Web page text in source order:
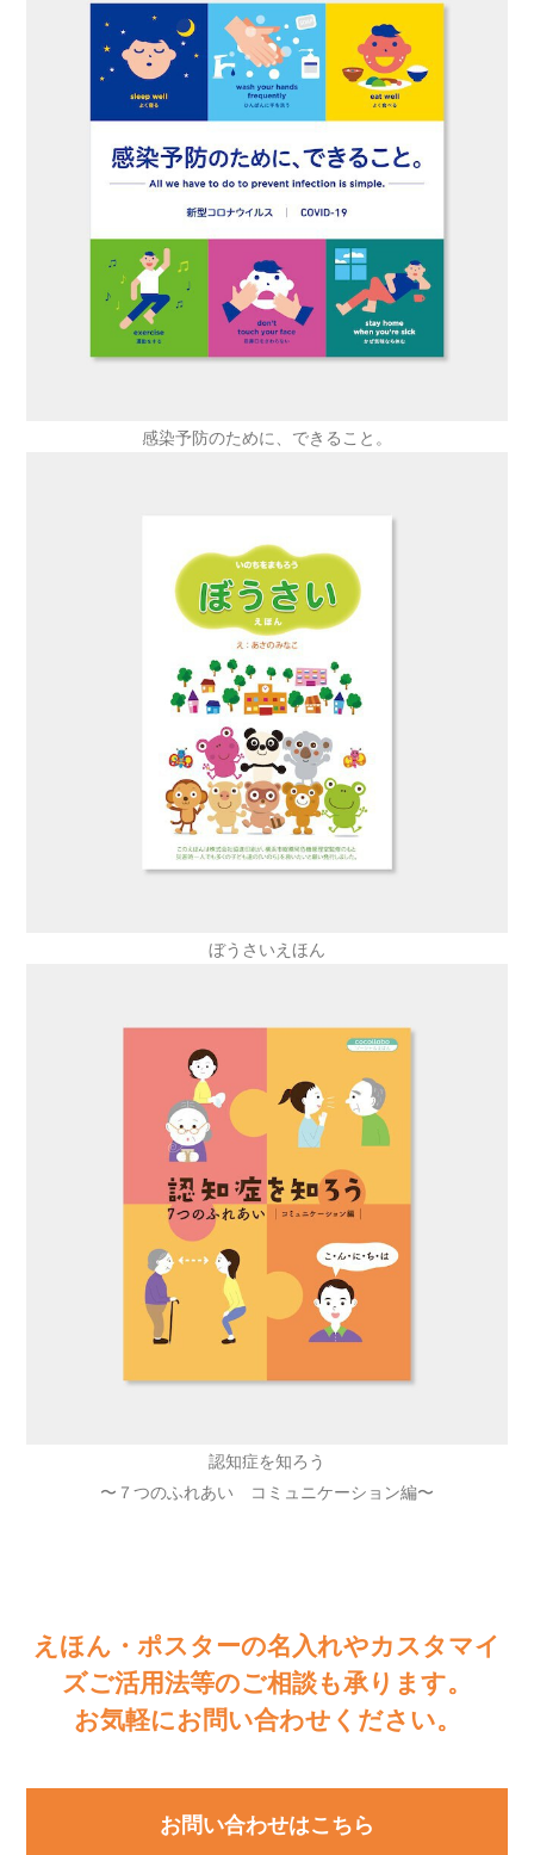
感染予防のために、できること。
ぼうさいえほん
認知症を知ろう
〜７つのふれあい コミュニケーション編〜
えほん・ポスターの名入れやカスタマイ
ズご活用法等のご相談も承ります。
お気軽にお問い合わせください。
お問い合わせはこちら